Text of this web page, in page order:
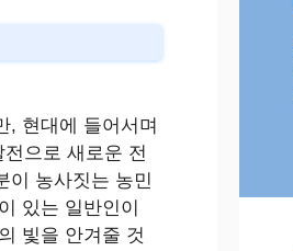
, 현대에 들어서며
으로 새로운 전
이 농사짓는 농민
있는 일반인이
빛을 안겨줄 것